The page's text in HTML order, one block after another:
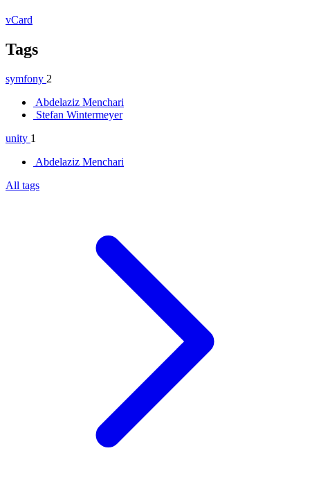
vCard
Tags
symfony 2
Abdelaziz Menchari
Stefan Wintermeyer
unity 1
Abdelaziz Menchari
All tags